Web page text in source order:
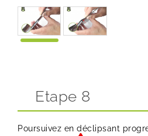
Etape 8
Poursuivez en déclipsant